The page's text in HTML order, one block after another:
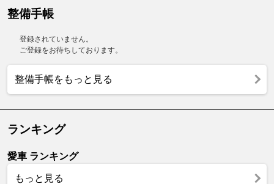
整備手帳
登録されていません。
ご登録をお待ちしております。
整備手帳をもっと見る
ランキング
愛車 ランキング
もっと見る